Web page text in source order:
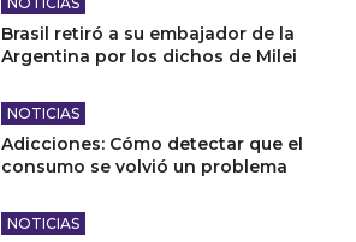
Brasil retiró a su embajador de la
Argentina por los dichos de Milei
NOTICIAS
Adicciones: Cómo detectar que el
consumo se volvió un problema
NOTICIAS